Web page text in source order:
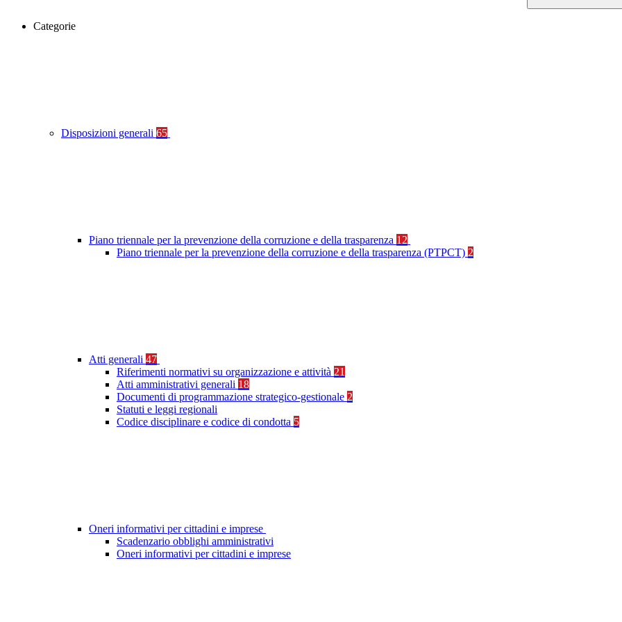
Categorie
Disposizioni generali 65
Piano triennale per la prevenzione della corruzione e della trasparenza 12
Piano triennale per la prevenzione della corruzione e della trasparenza (PTPCT) 2
Atti generali 47
Riferimenti normativi su organizzazione e attività 21
Atti amministrativi generali 18
Documenti di programmazione strategico-gestionale 2
Statuti e leggi regionali
Codice disciplinare e codice di condotta 5
Oneri informativi per cittadini e imprese
Scadenzario obblighi amministrativi
Oneri informativi per cittadini e imprese